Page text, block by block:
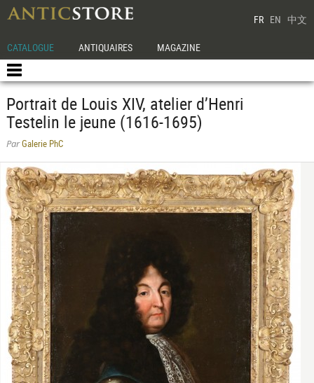
FR EN 中文
CATALOGUE ANTIQUAIRES MAGAZINE
Portrait de Louis XIV, atelier d’Henri
Testelin le jeune (1616-1695)
ParGalerie PhC